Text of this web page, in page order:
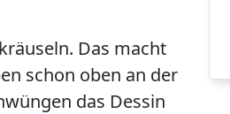
Das macht
schon oben an der
das Dessin